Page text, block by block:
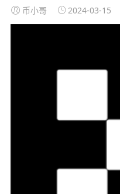
币小哥 2024-03-15